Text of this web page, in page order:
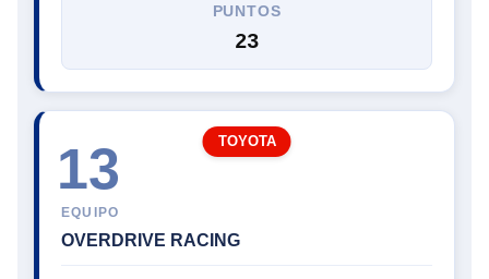
PUNTOS
23
13
EQUIPO
OVERDRIVE RACING
TOYOTA